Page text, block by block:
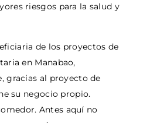
riesgos para la salud y
de los proyectos de
en Manabao,
gracias al proyecto de
su negocio propio.
Antes aquí no